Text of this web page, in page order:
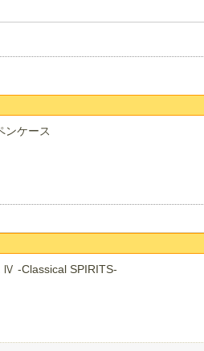
ンケース
Ⅳ -Classical SPIRITS-